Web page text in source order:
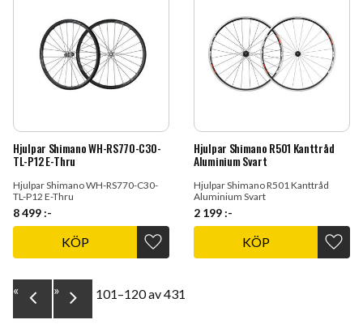
Hjulpar Shimano WH-RS770-C30-
TL-P12 E-Thru
Hjulpar Shimano WH-RS770-C30-
TL-P12 E-Thru
8 499 :-
Lägg till i favoriter
KÖP
Hjulpar Shimano R501 Kanttråd
Aluminium Svart
Hjulpar Shimano R501 Kanttråd
Aluminium Svart
2 199 :-
KÖP
101–120av431
« »